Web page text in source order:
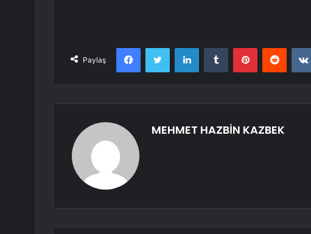
Paylaş
FacebookTwitter LinkedInTumblr PinterestReddit
MEHMET HAZBİN KAZBEK